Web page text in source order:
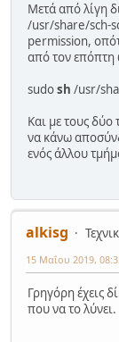
Μετά από λίγη
/usr/share/sch-
permission,
από τον επόπτη
sudosh /usr/
Και με τους
να κάνω
ενός άλλου
alkisg
15 Μαΐου 2019,
Γρηγόρη έχεις
που να το λύνει.